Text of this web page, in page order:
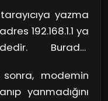
ederek mobil
Eğer kablosuz
üzerindeki Wi-
yapmalısınız.
harf duyarlıdır!
yazma
192.168.1.1 ya
Burada,
tarafından
bilgilerini girmeniz
modemin
yanmadığını